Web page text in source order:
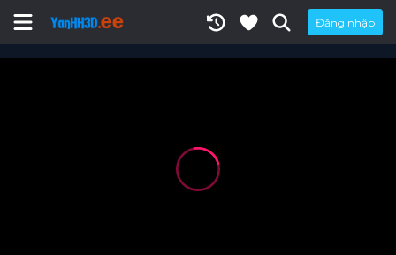
Đăng nhập